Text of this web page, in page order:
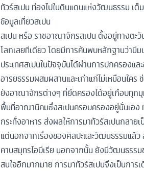
ทัวร์สเปน ท่องไปในดินแดนแห่งวัฒนธรรม เ
ข้อมูลเที่ยวสเปน
สเปน หรือ ราชอาณาจักรสเปน ตั้งอยู่ทางตะ
โลกเลยทีเดียว โดยมีการค้นพบหลักฐานว่ามี
ประเทศสเปนในปัจจุบันได้ผ่านการปกครองแ
อารยธรรมผสมผสานและเก่าแก่ไม่เหมือนใค
ยังอาณาจักรต่างๆ ที่ยึดครองได้อยู่เกือบทุกมุ
พื้นที่อาณานิคมซึ่งสเปนครอบครองอยู่นั่นเอง
กระทั่งอาหาร ส่งผลให้การมาทัวร์สเปนกลา
แต่นอกจากเรื่องของศิลปะและวัฒนธรรมแล้
คาบสมุทรไอบีเรีย นอกจากนั้น ยังมีวัฒนธรร
สนใจอีกมากมาย การมาทัวร์สเปนจึงเป็นกา